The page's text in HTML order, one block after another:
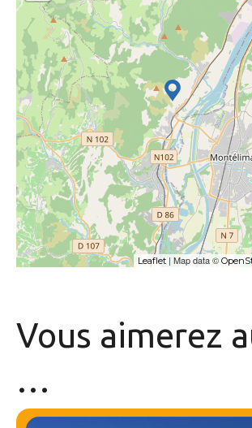
Leaflet | Map data ©
Vous aimerez
…